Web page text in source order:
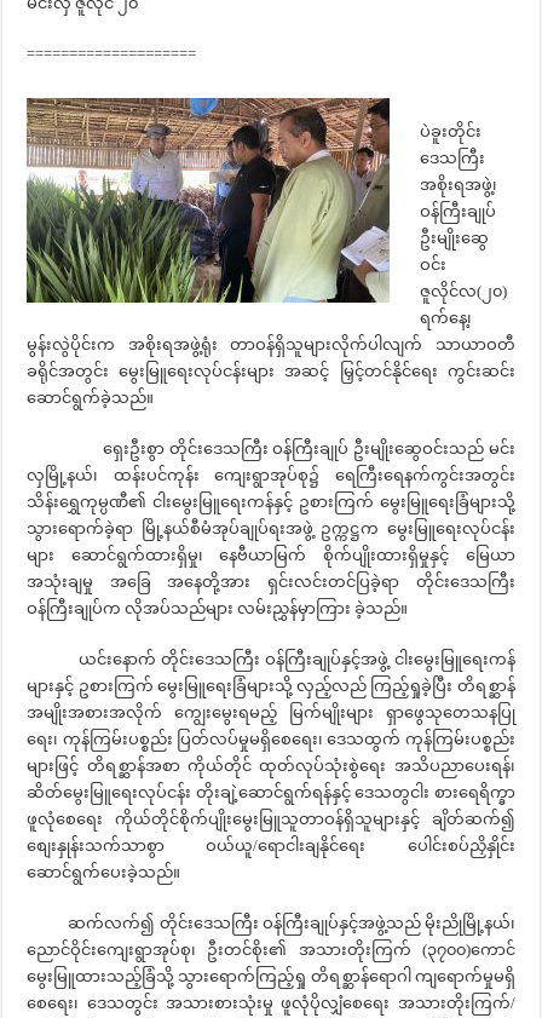
====================
ပဲခူးတိုင်း
ဒေသကြီး
အစိုးရအဖွဲ့၊
ဝန်ကြီးချုပ်
ဦးမျိုးဆွေ
ဝင်း
ဇူလိုင်လ(၂၀)
ရက်နေ့၊
မွန်းလွဲပိုင်းက အစိုးရအဖွဲ့ရုံး တာဝန်ရှိသူများလိုက်ပါလျက် သာယာဝတီ
ခရိုင်အတွင်း မွေးမြူရေးလုပ်ငန်းများ အဆင့် မြှင့်တင်နိုင်ရေး ကွင်းဆင်း
ဆောင်ရွက်ခဲ့သည်။
ရှေးဦးစွာ တိုင်းဒေသကြီး ဝန်ကြီးချုပ် ဦးမျိုးဆွေဝင်းသည် မင်း
လှမြို့နယ်၊ ထန်းပင်ကုန်း ကျေးရွာအုပ်စု၌ ရေကြီးရေနက်ကွင်းအတွင်း
သိန်းရွှေကုမ္ပဏီ၏ ငါးမွေးမြူရေးကန်နှင့် ဥစားကြက် မွေးမြူရေးခြံများသို့
သွားရောက်ခဲ့ရာ မြို့နယ်စီမံအုပ်ချုပ်ရးအဖွဲ့ ဥက္ကဋ္ဌက မွေးမြူရေးလုပ်ငန်း
များ ဆောင်ရွက်ထားရှိမှု၊ နေဗီယာမြက် စိုက်ပျိုးထားရှိမှုနှင့် မြေယာ
အသုံးချမှု အခြေ အနေတို့အား ရှင်းလင်းတင်ပြခဲ့ရာ တိုင်းဒေသကြီး
ဝန်ကြီးချုပ်က လိုအပ်သည်များ လမ်းညွှန်မှာကြား ခဲ့သည်။
ယင်းနောက် တိုင်းဒေသကြီး ဝန်ကြီးချုပ်နှင့်အဖွဲ့ ငါးမွေးမြူရေးကန်
များနှင့် ဥစားကြက် မွေးမြူရေးခြံများသို့ လှည့်လည် ကြည့်ရှုခဲ့ပြီး တိရစ္ဆာန်
အမျိုးအစားအလိုက် ကျွေးမွေးရမည့် မြက်မျိုးများ ရှာဖွေသုတေသနပြု
ရေး၊ ကုန်ကြမ်းပစ္စည်း ပြတ်လပ်မှုမရှိစေရေး၊ ဒေသထွက် ကုန်ကြမ်းပစ္စည်း
များဖြင့် တိရစ္ဆာန်အစာ ကိုယ်တိုင် ထုတ်လုပ်သုံးစွဲရေး အသိပညာပေးရန်၊
ဆိတ်မွေးမြူရေးလုပ်ငန်း တိုးချဲ့ဆောင်ရွက်ရန်နှင့် ဒေသတွငါး စားရေရိက္ခာ
ဖူလုံစေရေး ကိုယ်တိုင်စိုက်ပျိုးမွေးမြူသူတာဝန်ရှိသူများနှင့် ချိတ်ဆက်၍
စျေးနှုန်းသက်သာစွာ ဝယ်ယူ/ရောငါးချနိုင်ရေး ပေါင်းစပ်ညှိနှိုင်း
ဆောင်ရွက်ပေးခဲ့သည်။
ဆက်လက်၍ တိုင်းဒေသကြီး ဝန်ကြီးချုပ်နှင့်အဖွဲ့သည် မိုးညိုမြို့နယ်၊
ညောင်ဝိုင်းကျေးရွာအုပ်စု၊ ဦးတင်စိုး၏ အသားတိုးကြက် (၃၇၀၀)ကောင်
မွေးမြူထားသည့်ခြံသို့ သွားရောက်ကြည့်ရှု တိရစ္ဆာန်ရောဂါ ကျရောက်မှုမရှိ
စေရေး၊ ဒေသတွင်း အသားစားသုံးမှု ဖူလုံပိုလျှံစေရေး အသားတိုးကြက်/